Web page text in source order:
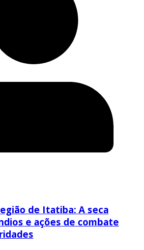
de Itatiba: A seca
e ações de combate